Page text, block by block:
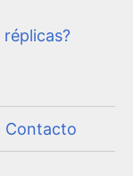
Contacto